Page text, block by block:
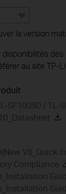
la version
disponibilités
au site TP-
SF1005D / TL-
VI)_Quick
Compliance